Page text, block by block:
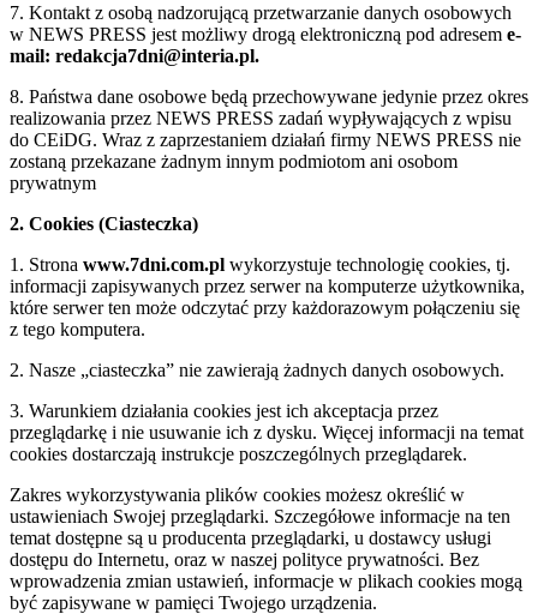
7. Kontakt z osobą nadzorującą przetwarzanie danych osobowych
w NEWS PRESS jest możliwy drogą elektroniczną pod adresem e-
mail: redakcja7dni@interia.pl.
8. Państwa dane osobowe będą przechowywane jedynie przez okres
realizowania przez NEWS PRESS zadań wypływających z wpisu
do CEiDG. Wraz z zaprzestaniem działań firmy NEWS PRESS nie
zostaną przekazane żadnym innym podmiotom ani osobom
prywatnym
2. Cookies (Ciasteczka)
1. Strona www.7dni.com.pl wykorzystuje technologię cookies, tj.
informacji zapisywanych przez serwer na komputerze użytkownika,
które serwer ten może odczytać przy każdorazowym połączeniu się
z tego komputera.
2. Nasze „ciasteczka” nie zawierają żadnych danych osobowych.
3. Warunkiem działania cookies jest ich akceptacja przez
przeglądarkę i nie usuwanie ich z dysku. Więcej informacji na temat
cookies dostarczają instrukcje poszczególnych przeglądarek.
Zakres wykorzystywania plików cookies możesz określić w
ustawieniach Swojej przeglądarki. Szczegółowe informacje na ten
temat dostępne są u producenta przeglądarki, u dostawcy usługi
dostępu do Internetu, oraz w naszej polityce prywatności. Bez
wprowadzenia zmian ustawień, informacje w plikach cookies mogą
być zapisywane w pamięci Twojego urządzenia.